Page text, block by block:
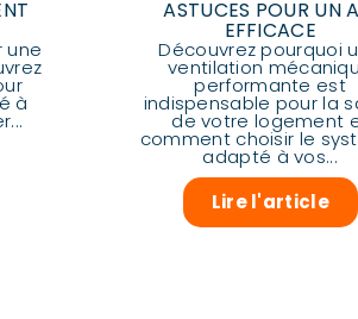
une
à
ASTUCES POUR UN
EFFICACE
Découvrez pourquoi
ventilation
performante est
indispensable pour la
de votre logement
comment choisir le
adapté à vos...
Lire l'article